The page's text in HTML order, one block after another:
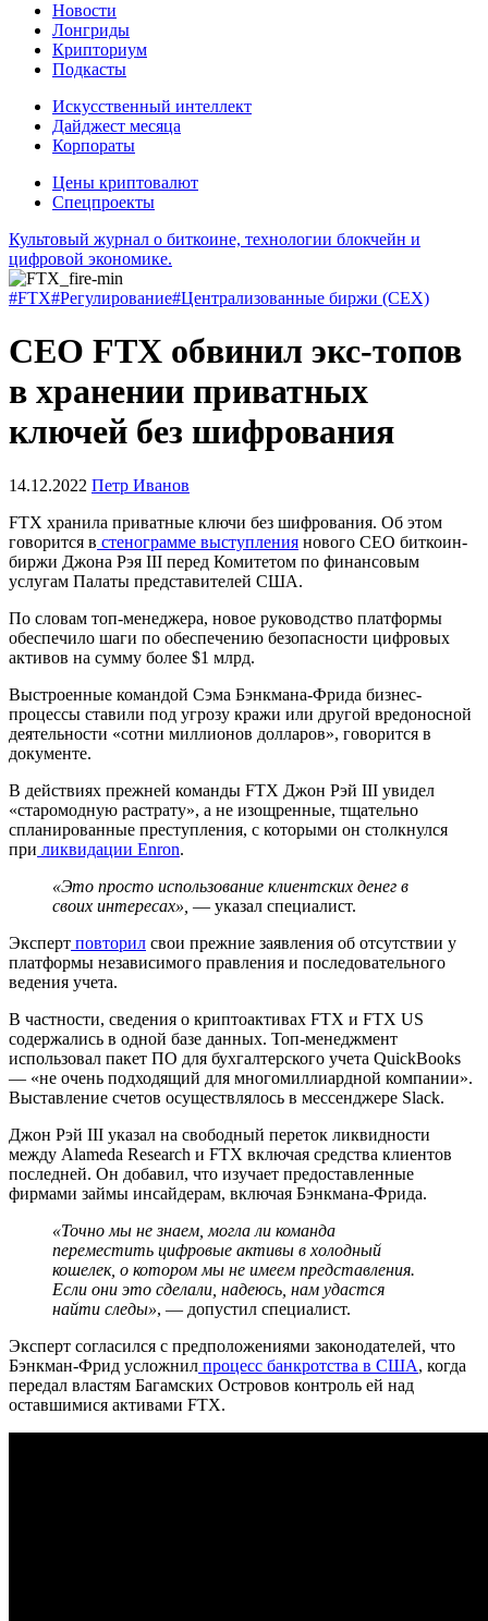
Новости
Лонгриды
Крипториум
Подкасты
Искусственный интеллект
Дайджест месяца
Корпораты
Цены криптовалют
Спецпроекты
Культовый журнал о биткоине, технологии блокчейн и
цифровой экономике.
#FTX#Регулирование#Централизованные биржи (CEX)
CEO FTX обвинил экс-топов
в хранении приватных
ключей без шифрования
14.12.2022 Петр Иванов
FTX хранила приватные ключи без шифрования. Об этом
говорится в стенограмме выступления нового CEO биткоин-
биржи Джона Рэя III перед Комитетом по финансовым
услугам Палаты представителей США.
По словам топ-менеджера, новое руководство платформы
обеспечило шаги по обеспечению безопасности цифровых
активов на сумму более $1 млрд.
Выстроенные командой Сэма Бэнкмана-Фрида бизнес-
процессы ставили под угрозу кражи или другой вредоносной
деятельности «сотни миллионов долларов», говорится в
документе.
В действиях прежней команды FTX Джон Рэй III увидел
«старомодную растрату», а не изощренные, тщательно
спланированные преступления, с которыми он столкнулся
при ликвидации Enron.
«Это просто использование клиентских денег в
своих интересах», — указал специалист.
Эксперт повторил свои прежние заявления об отсутствии у
платформы независимого правления и последовательного
ведения учета.
В частности, сведения о криптоактивах FTX и FTX US
содержались в одной базе данных. Топ-менеджмент
использовал пакет ПО для бухгалтерского учета QuickBooks
— «не очень подходящий для многомиллиардной компании».
Выставление счетов осуществлялось в мессенджере Slack.
Джон Рэй III указал на свободный переток ликвидности
между Alameda Research и FTX включая средства клиентов
последней. Он добавил, что изучает предоставленные
фирмами займы инсайдерам, включая Бэнкмана-Фрида.
«Точно мы не знаем, могла ли команда
переместить цифровые активы в холодный
кошелек, о котором мы не имеем представления.
Если они это сделали, надеюсь, нам удастся
найти следы», — допустил специалист.
Эксперт согласился с предположениями законодателей, что
Бэнкман-Фрид усложнил процесс банкротства в США, когда
передал властям Багамских Островов контроль ей над
оставшимися активами FTX.